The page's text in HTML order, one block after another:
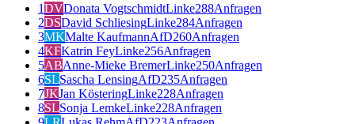
1DVDonata VogtschmidtLinke288Anfragen
2DSDavid SchliesingLinke284Anfragen
3MKMalte KaufmannAfD260Anfragen
4KFKatrin FeyLinke256Anfragen
5ABAnne-Mieke BremerLinke250Anfragen
6SLSascha LensingAfD235Anfragen
7JKJan KösteringLinke228Anfragen
8SLSonja LemkeLinke228Anfragen